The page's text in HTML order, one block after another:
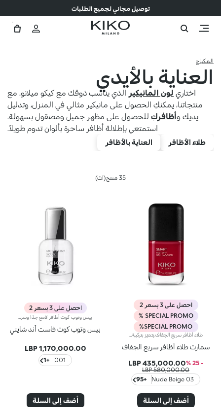
توصيل مجاني لجميع الطلبات
المكياج
العناية بالأيدي
اختاري لون المانيكير الذي يناسب ذوقك مع كيكو ميلانو. مع
منتجاتنا، يمكنكِ الحصول على مانيكير مثالي في المنزل، وتدليل
يديك وأظافركِ للحصول على مظهر جميل ومصقول بسهولة.
استمتعي بإطلالة أظافر ساحرة بألوان تدوم طويلاً.
طلاء الأظافر العناية بالأظافر
35 منتج(ات)
احصل على 3 بسعر 2
SPECIAL PROMO %
SPECIAL PROMO%
سمارت طلاء أظافر سريع الجفاف
- 25 %
435,000.00 LBP
580,000.00 LBP
03 Nude Beige
+95
أضف إلى السلة
احصل على 3 بسعر 2
بيس وتوب كوت فاست آند شايني
1,170,000.00 LBP
001
+1
أضف إلى السلة